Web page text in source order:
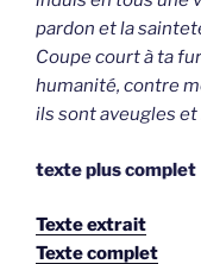
pardon et la
Coupe court à ta
humanité, contre
ils sont aveugles et
texte plus complet
Texte extrait
Texte complet